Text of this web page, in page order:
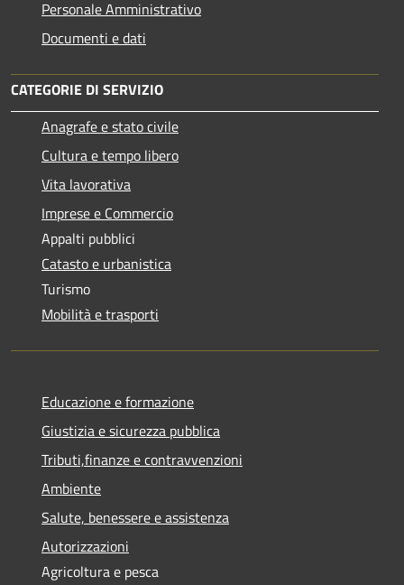
Personale Amministrativo
Documenti e dati
CATEGORIE DI SERVIZIO
Anagrafe e stato civile
Cultura e tempo libero
Vita lavorativa
Imprese e Commercio
Appalti pubblici
Catasto e urbanistica
Turismo
Mobilità e trasporti
Educazione e formazione
Giustizia e sicurezza pubblica
Tributi,finanze e contravvenzioni
Ambiente
Salute, benessere e assistenza
Autorizzazioni
Agricoltura e pesca